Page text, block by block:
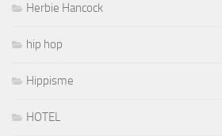
Herbie Hancock
hip hop
Hippisme
HOTEL